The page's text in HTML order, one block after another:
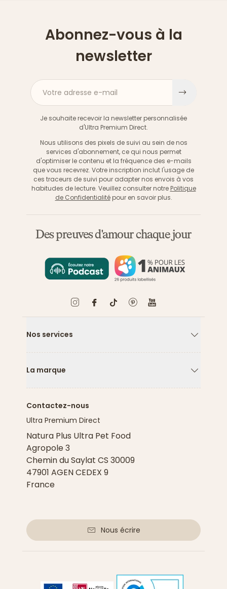
Abonnez-vous à la
newsletter
Votre adresse e-mail
Je souhaite recevoir la newsletter personnalisée
d'Ultra Premium Direct.
Nous utilisons des pixels de suivi au sein de nos
services d'abonnement, ce qui nous permet
d'optimiser le contenu et la fréquence des e-mails
que vous recevrez. Votre inscription inclut l'usage de
ces traceurs de suivi pour adapter nos envois à vos
habitudes de lecture. Veuillez consulter notre Politique
de Confidentialitépour en savoir plus.
Des preuves d'amour chaque jour
Nos services
La marque
Contactez-nous
Ultra Premium Direct
Natura Plus Ultra Pet Food
Agropole 3
Chemin du Saylat CS 30009
47901 AGEN CEDEX 9
France
Nous écrire